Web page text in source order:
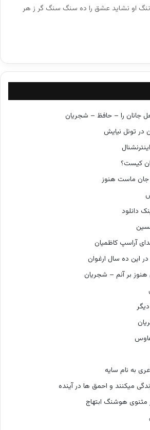
ننگ او نشاید عشق را ده سنگ سنگ گر ز هر
جانان را – حافظ – شجریان
تونل نیایش
کیست؟
جان ماست هنوز
آراسپ کاظمیان
این ده سال ارغوان
بر آنم – شجریان
به نام سایه
میکنند و احمق ها در آینده
هوشنگ ابتهاج